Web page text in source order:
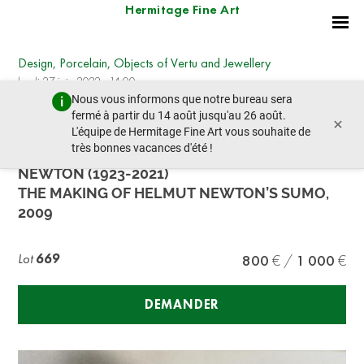
Hermitage Fine Art
Nous vous informons que notre bureau sera
fermé à partir du 14 août jusqu'au 26 août.
L'équipe de Hermitage Fine Art vous souhaite de
très bonnes vacances d'été !
×
Design, Porcelain, Objects of Vertu and Jewellery
lundi 27 juin 2022 - 14:00
lot précédent lot suivant
HELMUT NEWTON (1920-2004), JUNE
NEWTON (1923-2021)
THE MAKING OF HELMUT NEWTON’S SUMO,
2009
Lot669 800 1 000
DEMANDER